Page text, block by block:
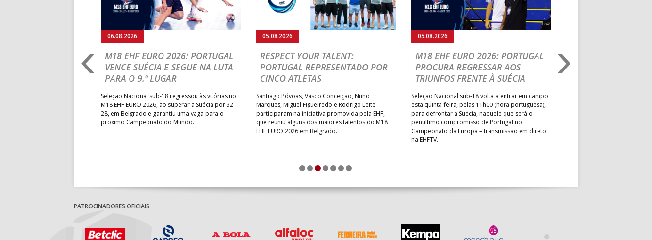
06.08.2026
M18 EHF EURO 2026: PORTUGAL
VENCE SUÉCIA E SEGUE NA LUTA
PARA O 9.º LUGAR
Seleção Nacional sub-18 regressou às vitórias no
M18 EHF EURO 2026, ao superar a Suécia por 32-
28, em Belgrado e garantiu uma vaga para o
próximo Campeonato do Mundo.
05.08.2026
RESPECT YOUR TALENT:
PORTUGAL REPRESENTADO POR
CINCO ATLETAS
Santiago Póvoas, Vasco Conceição, Nuno
Marques, Miguel Figueiredo e Rodrigo Leite
participaram na iniciativa promovida pela EHF,
que reuniu alguns dos maiores talentos do M18
EHF EURO 2026 em Belgrado.
05.08.2026
M18 EHF EURO 2026: PORTUGAL
PROCURA REGRESSAR AOS
TRIUNFOS FRENTE À SUÉCIA
Seleção Nacional sub-18 volta a entrar em campo
esta quinta-feira, pelas 11h00 (hora portuguesa),
para defrontar a Suécia, naquele que será o
penúltimo compromisso de Portugal no
Campeonato da Europa – transmissão em direto
na EHFTV.
1 2 3 4 5 6 7
PATROCINADORES OFICIAIS